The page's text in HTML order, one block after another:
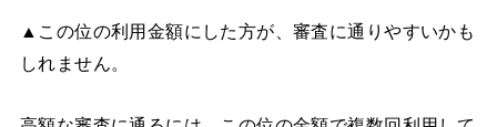
▲この位の利用金額にした方が、審査に通りやすいかも
しれません。